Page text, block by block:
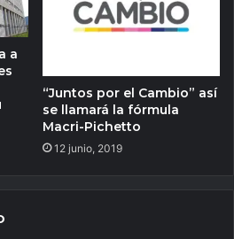
a
“Juntos por el Cambio” así
se llamará la fórmula
Macri-Pichetto
12 junio, 2019